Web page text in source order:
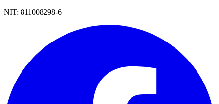
NIT: 811008298-6